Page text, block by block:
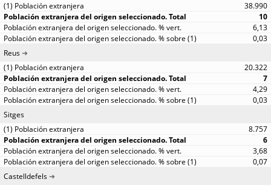
38.990
10
6,13
0,03
Reus
20.322
7
4,29
0,03
Sitges
8.757
6
3,68
0,07
Castelldefels